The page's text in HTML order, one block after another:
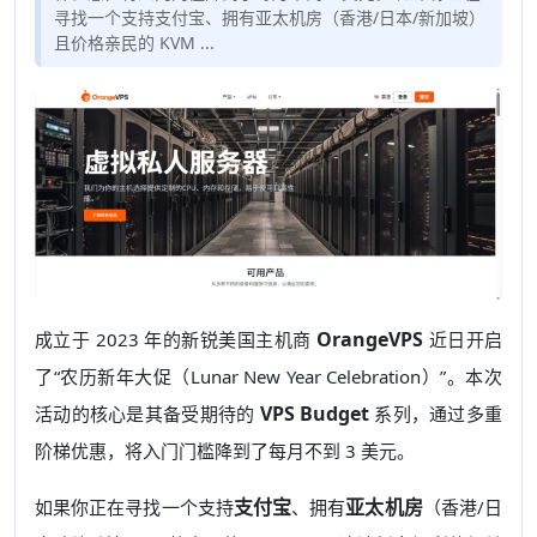
寻找一个支持支付宝、拥有亚太机房（香港/日本/新加坡）
且价格亲民的 KVM ...
成立于 2023 年的新锐美国主机商 OrangeVPS 近日开启
了“农历新年大促（Lunar New Year Celebration）”。本次
活动的核心是其备受期待的 VPS Budget 系列，通过多重
阶梯优惠，将入门门槛降到了每月不到 3 美元。
如果你正在寻找一个支持支付宝、拥有亚太机房（香港/日